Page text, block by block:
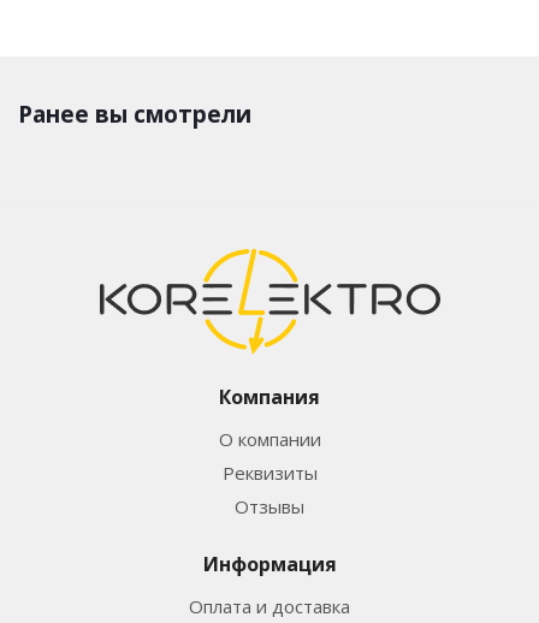
Ранее вы смотрели
Компания
О компании
Реквизиты
Отзывы
Информация
Оплата и доставка